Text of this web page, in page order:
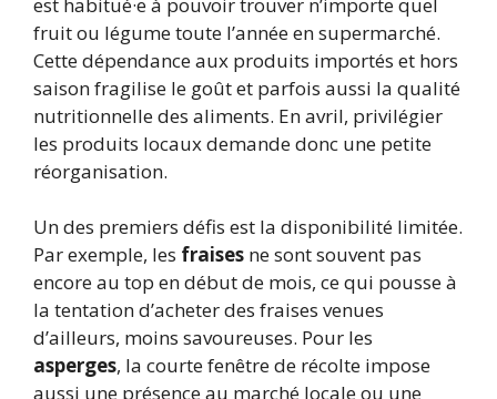
fruit ou légume toute l’année en supermarché.
Cette dépendance aux produits importés et hors
saison fragilise le goût et parfois aussi la qualité
nutritionnelle des aliments. En avril, privilégier
les produits locaux demande donc une petite
réorganisation.
Un des premiers défis est la disponibilité limitée.
Par exemple, les fraises ne sont souvent pas
encore au top en début de mois, ce qui pousse à
la tentation d’acheter des fraises venues
d’ailleurs, moins savoureuses. Pour les
asperges, la courte fenêtre de récolte impose
aussi une présence au marché locale ou une